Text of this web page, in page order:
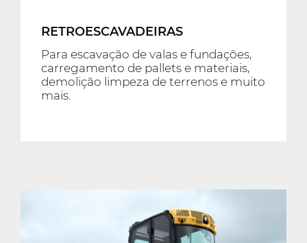
RETROESCAVADEIRAS
Para escavação de valas e fundações,
carregamento de pallets e materiais,
demolição limpeza de terrenos e muito
mais.